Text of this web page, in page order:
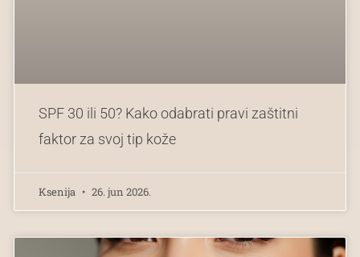
SPF 30 ili 50? Kako odabrati pravi zaštitni
faktor za svoj tip kože
Ksenija 26. jun 2026.